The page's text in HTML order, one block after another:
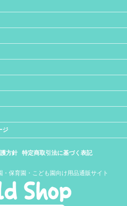
ジ
方針 特定商取引法に基づく表記
保育園・こども園向け用品通販サイト